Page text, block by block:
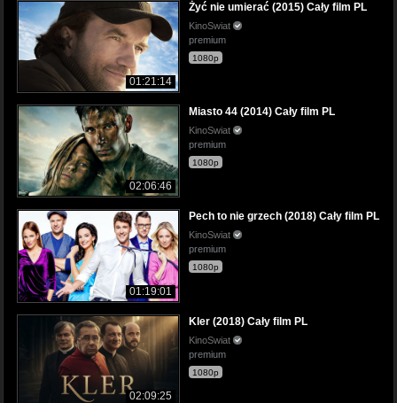
01:21:14
Żyć nie umierać (2015) Cały film PL
KinoSwiat
premium
1080p
02:06:46
Miasto 44 (2014) Cały film PL
KinoSwiat
premium
1080p
01:19:01
Pech to nie grzech (2018) Cały film PL
KinoSwiat
premium
1080p
02:09:25
Kler (2018) Cały film PL
KinoSwiat
premium
1080p